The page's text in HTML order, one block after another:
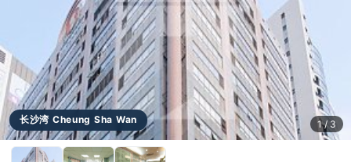
长沙湾 Cheung Sha Wan 1 / 3